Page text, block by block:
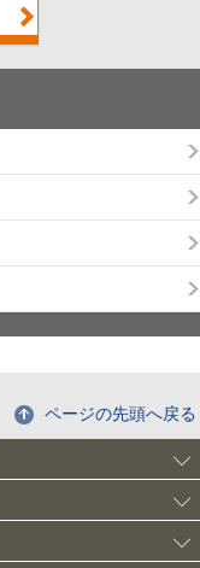
ページの先頭へ戻る